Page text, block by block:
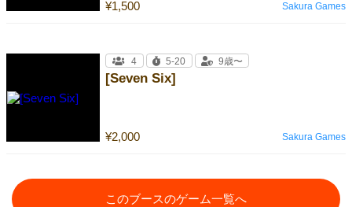
¥1,500 Sakura Games
[Seven Six]
¥2,000
4 5-20 9歳〜
Sakura Games
このブースのゲーム一覧へ